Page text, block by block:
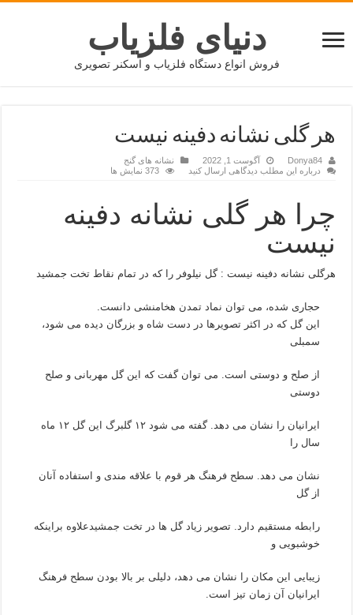
دنیای فلزیاب
فروش انواع دستگاه فلزیاب و اسکنر تصویری
هر گلی نشانه دفینه نیست
Donya84 آگوست 1, 2022
نشانه های گنج
درباره این مطلب دیدگاهی ارسال کنید
373 نمایش ها
چرا هر گلی نشانه دفینه
نیست
هرگلی نشانه دفینه نیست : گل نیلوفر را که در تمام نقاط تخت جمشید
حجاری شده، می توان نماد تمدن هخامنشی دانست.
این گل که در اکثر تصویرها در دست شاه و بزرگان دیده می شود،
سمبلی
از صلح و دوستی است. می توان گفت که این گل مهربانی و صلح
دوستی
ایرانیان را نشان می دهد. گفته می شود ۱۲ گلبرگ این گل ۱۲ ماه
سال را
نشان می دهد. سطح فرهنگ هر قوم با علاقه مندی و استفاده آنان
از گل
رابطه مستقیم دارد. تصویر زیاد گل ها در تخت جمشیدعلاوه براینکه
خوشبویی و
زیبایی این مکان را نشان می دهد، دلیلی بر بالا بودن سطح فرهنگ
ایرانیان آن زمان تیز است.